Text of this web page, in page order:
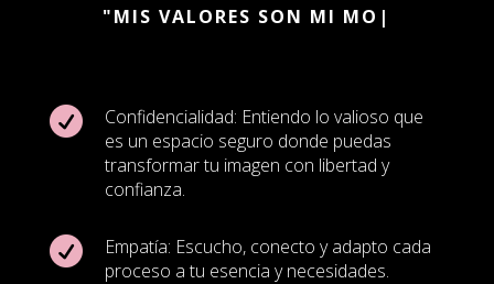
"MIS VALORES SON MI MOTOR"

Confidencialidad: Entiendo lo valioso que
es un espacio seguro donde puedas
transformar tu imagen con libertad y
confianza.

Empatía: Escucho, conecto y adapto cada
proceso a tu esencia y necesidades.